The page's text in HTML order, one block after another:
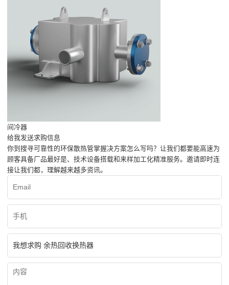
间冷器
给我发送求购信息
你到搜寻可靠性的环保散热管掌握决方案怎么写吗？让我们都要能高速为
顾客具备厂品最好是、技术设备搭载和来样加工化精准服务。邀请即时连
接让我们都，理解越来越多资讯。